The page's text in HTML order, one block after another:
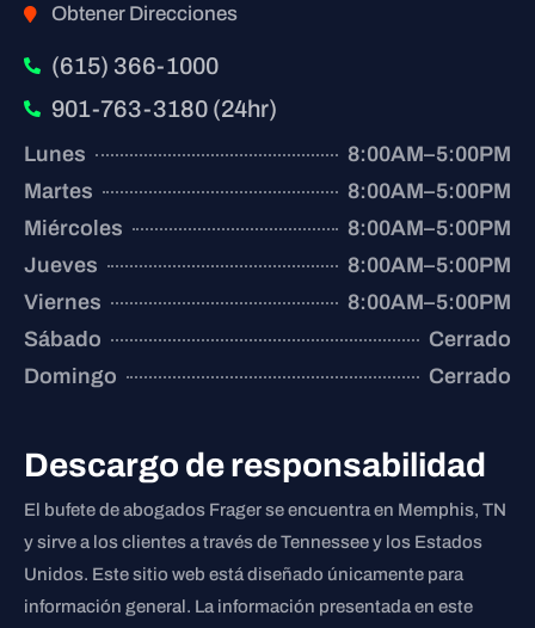
Obtener Direcciones
(615) 366-1000
901-763-3180 (24hr)
Lunes
8:00AM–5:00PM
Martes
8:00AM–5:00PM
Miércoles
8:00AM–5:00PM
Jueves
8:00AM–5:00PM
Viernes
8:00AM–5:00PM
Sábado
Cerrado
Domingo
Cerrado
Descargo de responsabilidad
El bufete de abogados Frager se encuentra en Memphis, TN
y sirve a los clientes a través de Tennessee y los Estados
Unidos. Este sitio web está diseñado únicamente para
información general. La información presentada en este